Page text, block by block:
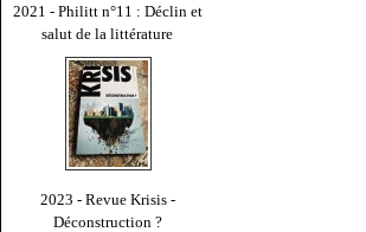
2021 - Philitt n°11 : Déclin et
salut de la littérature
2023 - Revue Krisis -
Déconstruction ?